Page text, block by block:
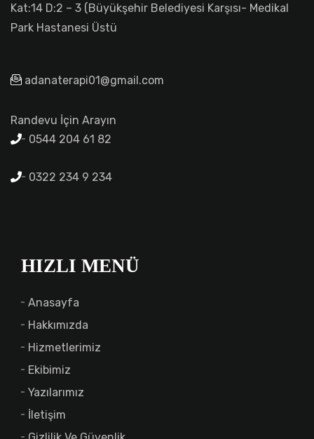
Kat:14 D:2 – 3 (Büyükşehir Belediyesi Karşısı- Medikal
Park Hastanesi Üstü
adanaterapi01@gmail.com
Randevu İçin Arayın
0544 204 61 82
0322 234 9 234
HIZLI MENÜ
Anasayfa
Hakkımızda
Hizmetlerimiz
Ekibimiz
Yazılarımız
İletişim